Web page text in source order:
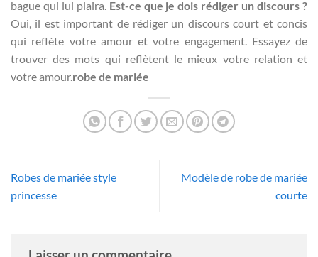
bague qui lui plaira. Est-ce que je dois rédiger un discours ?
Oui, il est important de rédiger un discours court et concis
qui reflète votre amour et votre engagement. Essayez de
trouver des mots qui reflètent le mieux votre relation et
votre amour.robe de mariée
Robes de mariée style
princesse
Modèle de robe de mariée
courte